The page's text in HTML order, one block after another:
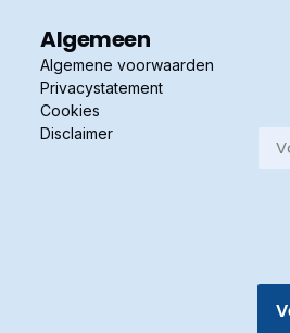
Algemeen
Algemene voorwaarden
Privacystatement
Cookies
Disclaimer